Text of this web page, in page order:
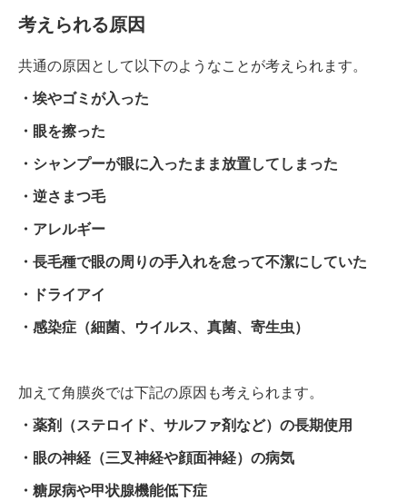
考えられる原因
共通の原因として以下のようなことが考えられます。
・埃やゴミが入った
・眼を擦った
・シャンプーが眼に入ったまま放置してしまった
・逆さまつ毛
・アレルギー
・長毛種で眼の周りの手入れを怠って不潔にしていた
・ドライアイ
・感染症（細菌、ウイルス、真菌、寄生虫）
加えて角膜炎では下記の原因も考えられます。
・薬剤（ステロイド、サルファ剤など）の長期使用
・眼の神経（三叉神経や顔面神経）の病気
・糖尿病や甲状腺機能低下症